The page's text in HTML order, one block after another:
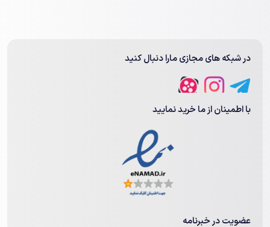
در شبکه های مجازی مارا دنبال کنید
با اطمینان از ما خرید نمایید
عضویت در خبرنامه